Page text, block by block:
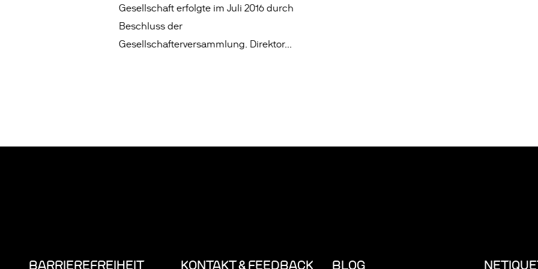
Gesellschaft erfolgte im Juli 2016 durch
Beschluss der
Gesellschafterversammlung. Direktor...
BARRIEREFREIHEIT KONTAKT & FEEDBACK BLOG